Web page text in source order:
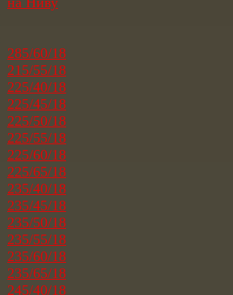
285/60/18
215/55/18
225/40/18
225/45/18
225/50/18
225/55/18
225/60/18
225/65/18
235/40/18
235/45/18
235/50/18
235/55/18
235/60/18
235/65/18
245/40/18